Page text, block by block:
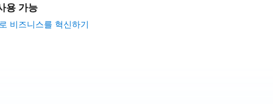
용 가능
비즈니스를 혁신하기